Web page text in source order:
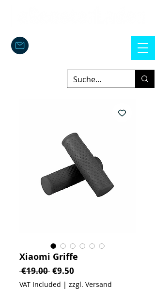
Xiaomi Griffe
€19.00 Regular Price
€9.50
VAT Included | zzgl. Versand